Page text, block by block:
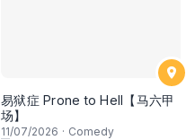
易狱症 Prone to Hell【马六甲
场】
11/07/2026 · Comedy